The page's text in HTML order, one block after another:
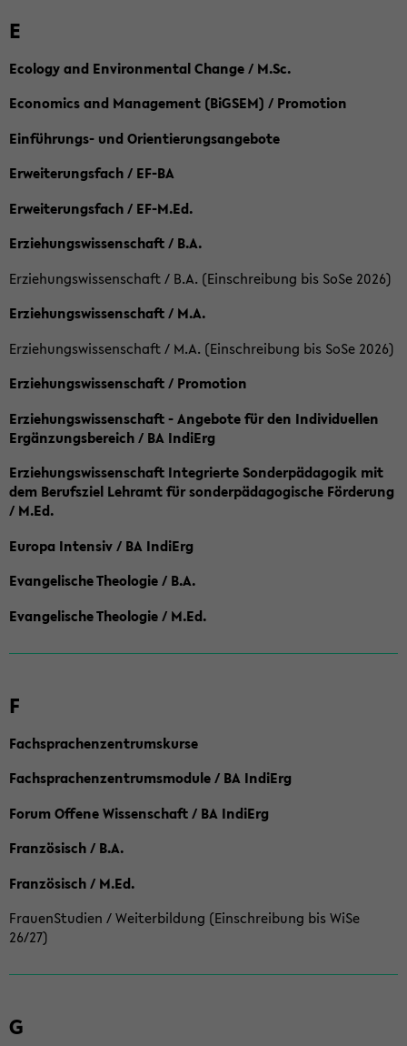
E
Ecology and Environmental Change / M.Sc.
Economics and Management (BiGSEM) / Promotion
Einführungs- und Orientierungsangebote
Erweiterungsfach / EF-BA
Erweiterungsfach / EF-M.Ed.
Erziehungswissenschaft / B.A.
Erziehungswissenschaft / B.A. (Einschreibung bis SoSe 2026)
Erziehungswissenschaft / M.A.
Erziehungswissenschaft / M.A. (Einschreibung bis SoSe 2026)
Erziehungswissenschaft / Promotion
Erziehungswissenschaft - Angebote für den Individuellen
Ergänzungsbereich / BA IndiErg
Erziehungswissenschaft Integrierte Sonderpädagogik mit
dem Berufsziel Lehramt für sonderpädagogische Förderung
/ M.Ed.
Europa Intensiv / BA IndiErg
Evangelische Theologie / B.A.
Evangelische Theologie / M.Ed.
F
Fachsprachenzentrumskurse
Fachsprachenzentrumsmodule / BA IndiErg
Forum Offene Wissenschaft / BA IndiErg
Französisch / B.A.
Französisch / M.Ed.
FrauenStudien / Weiterbildung (Einschreibung bis WiSe
26/27)
G